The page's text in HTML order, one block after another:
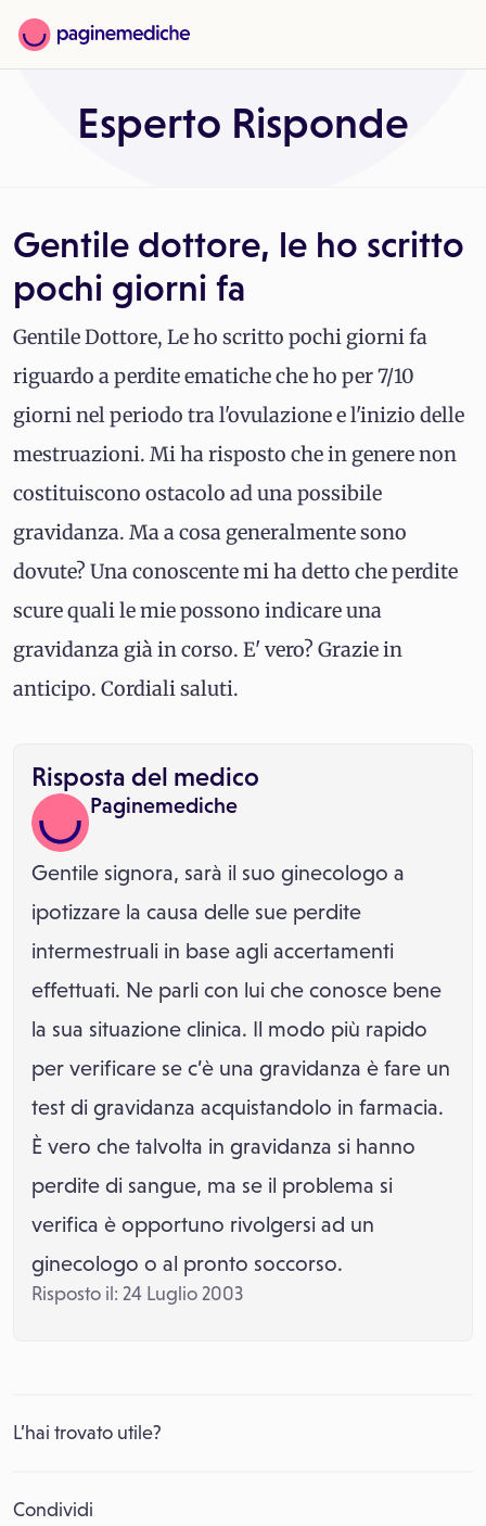
Esperto Risponde
Gentile dottore, le ho scritto
pochi giorni fa
Gentile Dottore, Le ho scritto pochi giorni fa
riguardo a perdite ematiche che ho per 7/10
giorni nel periodo tra l'ovulazione e l'inizio delle
mestruazioni. Mi ha risposto che in genere non
costituiscono ostacolo ad una possibile
gravidanza. Ma a cosa generalmente sono
dovute? Una conoscente mi ha detto che perdite
scure quali le mie possono indicare una
gravidanza già in corso. E' vero? Grazie in
anticipo. Cordiali saluti.
Risposta del medico
Paginemediche
Gentile signora, sarà il suo ginecologo a
ipotizzare la causa delle sue perdite
intermestruali in base agli accertamenti
effettuati. Ne parli con lui che conosce bene
la sua situazione clinica. Il modo più rapido
per verificare se c’è una gravidanza è fare un
test di gravidanza acquistandolo in farmacia.
È vero che talvolta in gravidanza si hanno
perdite di sangue, ma se il problema si
verifica è opportuno rivolgersi ad un
ginecologo o al pronto soccorso.
Risposto il: 24 Luglio 2003
L’hai trovato utile?
Condividi